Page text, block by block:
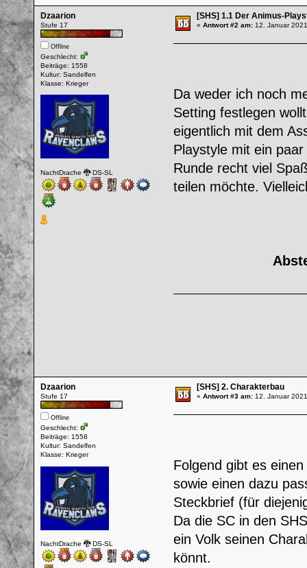
Dzaarion
Stufe 17
Offline
Geschlecht:
Beiträge: 1558
Kultur: Sandelfen
Klasse: Krieger
NachtDrache 🐉 DS-SL
[SHS] 1.1 Der Animus-
«Antwort #2 am: 12. Januar
Da weder ich noch
Setting festlegen
eigentlich mit dem
Playstyle mit ein
Runde recht viel
teilen möchte.
Dzaarion
Stufe 17
Offline
Geschlecht:
Beiträge: 1558
Kultur: Sandelfen
Klasse: Krieger
NachtDrache 🐉 DS-SL
[SHS] 2. Charakterbau
«Antwort #3 am: 12. Januar
Folgend gibt es
sowie einen dazu
Steckbrief (für
Da die SC in den
ein Volk seinen
könnt.